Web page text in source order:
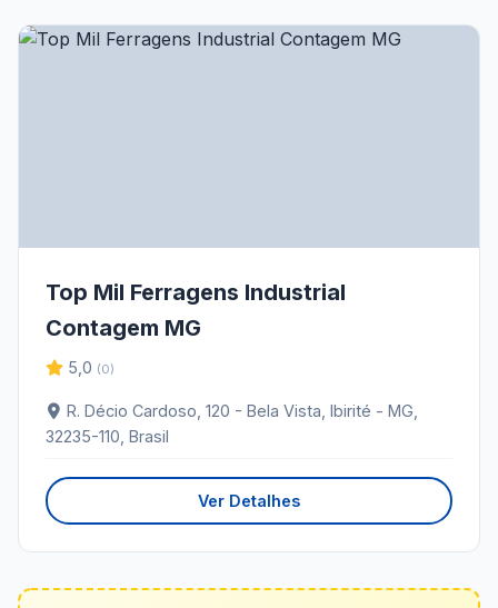
Top Mil Ferragens Industrial
Contagem MG
5,0 (0)
R. Décio Cardoso, 120 - Bela Vista, Ibirité - MG,
32235-110, Brasil
Ver Detalhes